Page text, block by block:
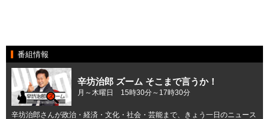
番組情報
辛坊治郎 ズーム そこまで言うか！
月～木曜日 15時30分～17時30分
辛坊治郎さんが政治・経済・文化・社会・芸能まで、きょう一日のニュース